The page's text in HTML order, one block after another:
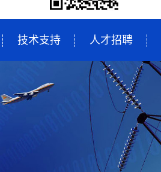
技术支持 人才招聘